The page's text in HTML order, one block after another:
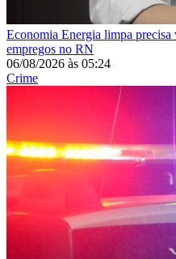
Economia Energia limpa precisa
empregos no RN
06/08/2026 às 05:24
Crime